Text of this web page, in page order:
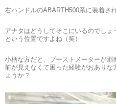
右ハンドルのABARTH500系に装着さ
アナタはどうしてそこにいるのでしょ
という位置ですよね（笑）
小柄な方だと、ブーストメーターが邪
前が見えなくて困った経験がおありな
ょうか？